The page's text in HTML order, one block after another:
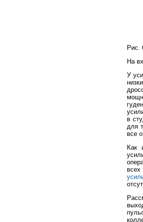
Рис.
На
У
в
для
все
Как